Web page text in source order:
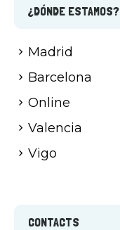
¿DÓNDE ESTAMOS?
Madrid
Barcelona
Online
Valencia
Vigo
CONTACTS